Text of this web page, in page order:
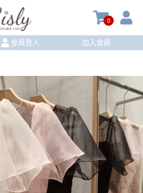
0
會員登入 加入會員